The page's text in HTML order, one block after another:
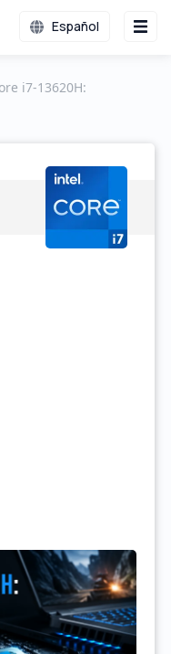
Español
i7-13620H: